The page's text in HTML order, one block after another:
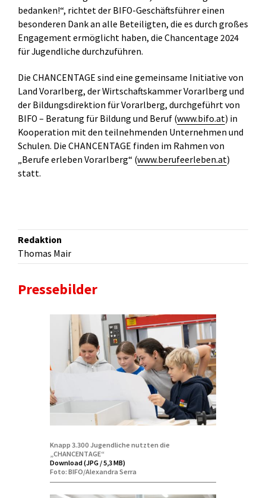
bedanken!“, richtet der BIFO-Geschäftsführer einen
besonderen Dank an alle Beteiligten, die es durch großes
Engagement ermöglicht haben, die Chancentage 2024
für Jugendliche durchzuführen.
Die CHANCENTAGE sind eine gemeinsame Initiative von
Land Vorarlberg, der Wirtschaftskammer Vorarlberg und
der Bildungsdirektion für Vorarlberg, durchgeführt von
BIFO – Beratung für Bildung und Beruf (www.bifo.at) in
Kooperation mit den teilnehmenden Unternehmen und
Schulen. Die CHANCENTAGE finden im Rahmen von
„Berufe erleben Vorarlberg“ (www.berufeerleben.at)
statt.
Redaktion
Thomas Mair
Pressebilder
Knapp 3.300 Jugendliche nutzten die
„CHANCENTAGE“
Download (JPG / 5,3 MB)
Foto: BIFO/Alexandra Serra